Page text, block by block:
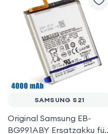
SAMSUNG S21
Original Samsung EB-
BG991ABY Ersatzakku für